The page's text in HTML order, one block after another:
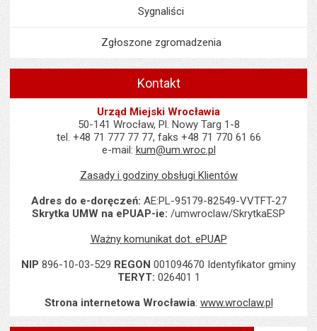
Sygnaliści
Zgłoszone zgromadzenia
Kontakt
Urząd Miejski Wrocławia
50-141 Wrocław, Pl. Nowy Targ 1-8
tel. +48 71 777 77 77, faks +48 71 770 61 66
e-mail: kum@um.wroc.pl
Zasady i godziny obsługi Klientów
Adres do e-doręczeń: AE:PL-95179-82549-VVTFT-27
Skrytka UMW na ePUAP-ie: /umwroclaw/SkrytkaESP
Ważny komunikat dot. ePUAP
NIP 896-10-03-529 REGON 001094670 Identyfikator gminy
TERYT: 026401 1
Strona internetowa Wrocławia: www.wroclaw.pl